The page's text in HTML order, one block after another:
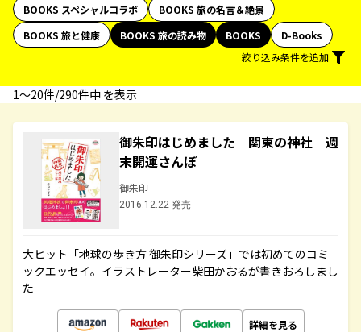
BOOKS スペシャルコラボ
BOOKS 旅の名言＆絶景
BOOKS 旅と健康
BOOKS 旅の読み物 BOOKS
D-Books
絞り込み条件を追加
1〜20件/290件中 を表示
御朱印はじめました 関東の神社 週
末開運さんぽ
御朱印
2016.12.22 発売
大ヒット「地球の歩き方 御朱印シリーズ」では初めてのコミ
ックエッセイ。イラストレーター柴田かおるが書きおろしまし
た
詳細を見る